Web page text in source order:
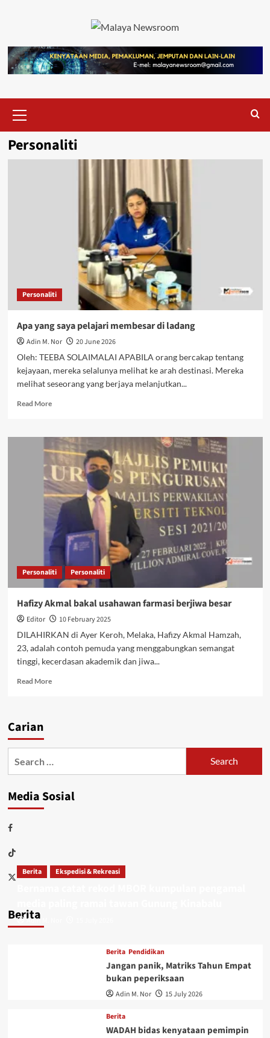
Personaliti
Personaliti
Apa yang saya pelajari membesar di ladang
Adin M. Nor
20 June 2026
Oleh: TEEBA SOLAIMALAI APABILA orang bercakap tentang
kejayaan, mereka selalunya melihat ke arah destinasi. Mereka
melihat seseorang yang berjaya melanjutkan...
Read More
Personaliti Personaliti
Hafizy Akmal bakal usahawan farmasi berjiwa besar
Editor
10 February 2025
DILAHIRKAN di Ayer Keroh, Melaka, Hafizy Akmal Hamzah,
23, adalah contoh pemuda yang menggabungkan semangat
tinggi, kecerdasan akademik dan jiwa...
Read More
Carian
Media Sosial
Berita
Berita Ekspedisi & Rekreasi
Adin M. Nor
Berita Pendidikan
Jangan panik, Matriks Tahun Empat
bukan peperiksaan
Adin M. Nor 15 July 2026
Berita
WADAH bidas kenyataan pemimpin